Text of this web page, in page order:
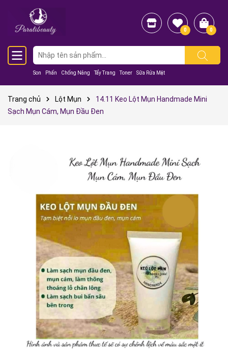
Son Phấn Chống Nắng Tẩy Trang Toner Sữa Rửa Mặt
0 0
Trang chủ Lột Mụn
14.11 Keo Lột Mụn Handmade Mini
Sạch Mụn Cám, Mụn Đầu Đen